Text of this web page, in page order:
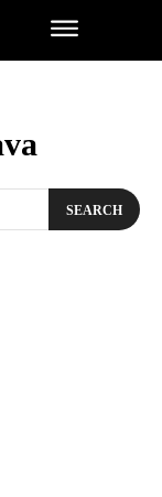
SEARCH